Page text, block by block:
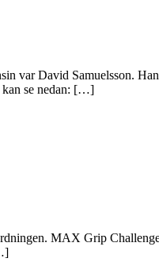
var David Samuelsson.
kan se nedan: […]
MAX Grip